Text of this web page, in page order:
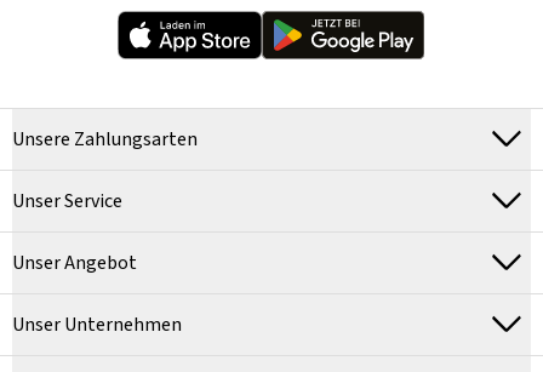
Unsere Zahlungsarten
Unser Service
Unser Angebot
Unser Unternehmen